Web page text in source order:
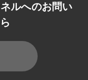
ルへのお問い